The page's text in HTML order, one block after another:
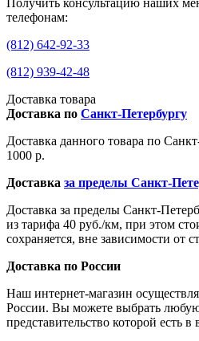
телефонам:
(812) 642-92-33
(812) 939-42-48
Доставка товара
Доставка по Санкт-Петербургу
Доставка данного товара по
1000 р.
Доставка за пределы Санкт-
Доставка за пределы Санкт-
из тарифа 40 руб./км, при этом
сохраняется, вне зависимости от
Доставка по России
Наш интернет-магазин
России. Вы можете выбрать
представительство которой есть